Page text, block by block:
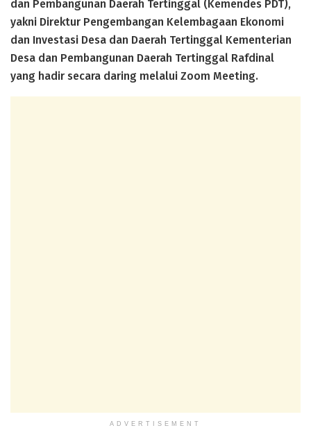
dan Pembangunan Daerah Tertinggal (Kemendes PDT),
yakni Direktur Pengembangan Kelembagaan Ekonomi
dan Investasi Desa dan Daerah Tertinggal Kementerian
Desa dan Pembangunan Daerah Tertinggal Rafdinal
yang hadir secara daring melalui Zoom Meeting.
ADVERTISEMENT